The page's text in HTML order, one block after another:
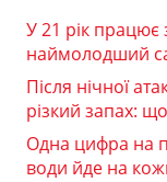
У 21 рік
наймолодший
Після нічної
різкий запах:
Одна цифра на
води йде на